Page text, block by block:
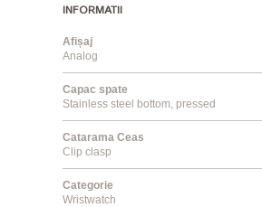
INFORMATII
Afișaj
Analog
Capac spate
Stainless steel bottom, pressed
Catarama Ceas
Clip clasp
Categorie
Wristwatch